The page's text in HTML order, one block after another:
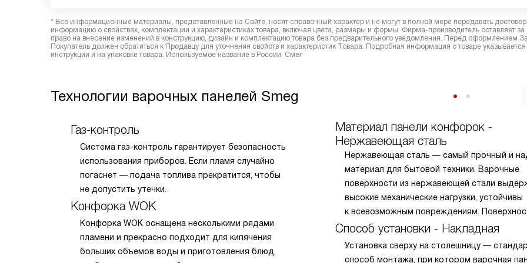
* Все информационные материалы, представленные на Сайте, носят справочный характер и не могут в полной мере передавать
информацию о свойствах, комплектации и характеристиках товара, включая цвета, размеры и формы. Фирма-производитель оставляет за
право на внесение изменений в конструкцию, дизайн и комплектацию товара без предварительного уведомления. Перед оформлением
Покупатель должен обратиться к Продавцу для уточнения свойств и характеристик Товара. Подробная информация о товаре указывается
инструкции и на упаковке товара. Используемое название в России: Смег
Технологии варочных панелей Smeg
Газ-контроль
Система газ-контроль гарантирует безопасность
использования приборов. Если пламя случайно
погаснет — подача топлива прекратится, чтобы
не допустить утечки.
Конфорка WOK
Конфорка WOK оснащена несколькими рядами
пламени и прекрасно подходит для кипячения
больших объемов воды и приготовления блюд,
Материал панели конфорок -
Нержавеющая сталь
Нержавеющая сталь — самый прочный и
материал для бытовой техники. Варочные
поверхности из нержавеющей стали
высокие механические нагрузки, устойчивы
к всевозможным повреждениям.
чистить, она отличается гигиеничностью и
Способ установки - Накладная
Установка сверху на столешницу —
способ монтажа, при котором варочная